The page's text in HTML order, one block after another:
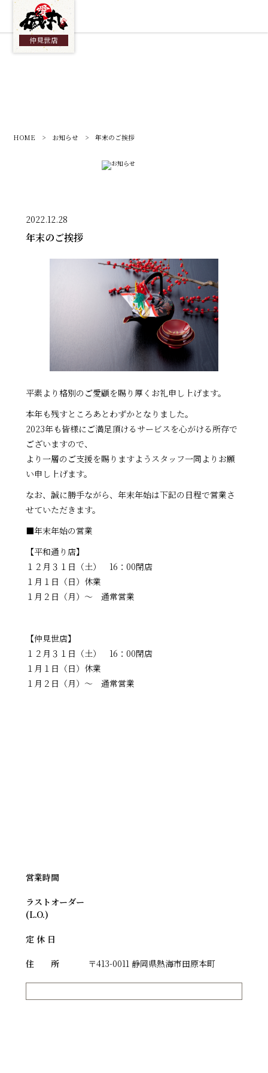
仲見世店
総合TOP
HOME> お知らせ> 年末のご挨拶
2022.12.28
年末のご挨拶
平素より格別の ご愛顧を賜り厚くお礼申し上げます。
本年も残すところあとわずかとなりました。
2023年も皆様にご満足頂けるサービスを心がける所存で
ございますので、
より一層の ご支援を賜りますようスタッフ一同よりお願
い申し上げます。
なお、誠に勝手ながら、年末年始は下記の日程で営業さ
せていただきます。
■年末年始の営業
【平和通り店】
１２月３１日（土） 16：00閉店
１月１日（日）休業
１月２日（月）～ 通常営業
【仲見世店】
１２月３１日（土） 16：00閉店
１月１日（日）休業
１月２日（月）～ 通常営業
営業時間
ラストオーダー
(L.O.)
定 休 日
住 所 〒413-0011 静岡県熱海市田原本町